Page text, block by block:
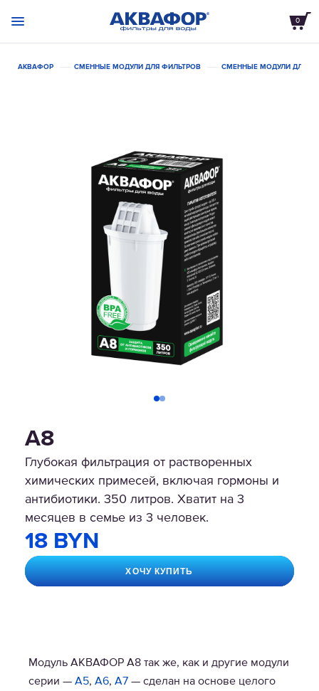
0
АКВАФОР СМЕННЫЕ МОДУЛИ ДЛЯ ФИЛЬТРОВ СМЕННЫЕ МОДУЛИ ДЛЯ
А8
Глубокая фильтрация от растворенных
химических примесей, включая гормоны и
антибиотики. 350 литров. Хватит на 3
месяцев в семье из 3 человек.
18 BYN
ХОЧУ КУПИТЬ
Модуль АКВАФОР А8 так же, как и другие модули
серии — А5, А6, A7 — сделан на основе целого